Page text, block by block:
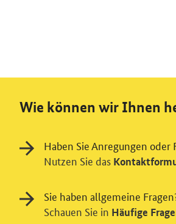
Wie können wir Ihnen
Haben Sie Anregungen oder
Nutzen Sie das
Sie haben allgemeine
Schauen Sie in Häufige